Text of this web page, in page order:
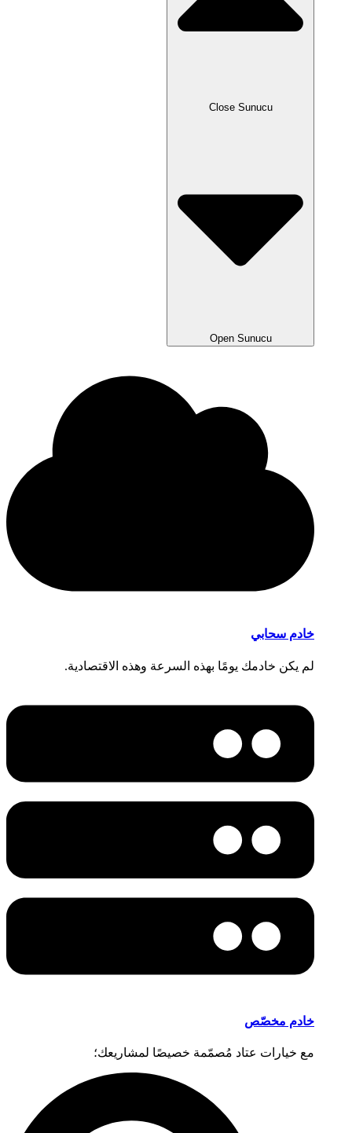
Close Sunucu
Open Sunucu
خادم سحابي
لم يكن خادمك يومًا بهذه السرعة وهذه الاقتصادية.
خادم مخصّص
مع خيارات عتاد مُصمّمة خصيصًا لمشاريعك؛